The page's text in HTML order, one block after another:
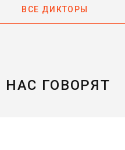
ВСЕ ДИКТОРЫ
НАС ГОВОРЯТ